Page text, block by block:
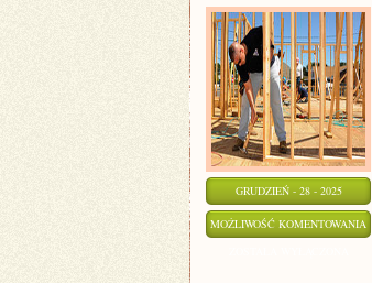
GRUDZIEŃ - 28 - 2025
MOŻLIWOŚĆ KOMENTOWANIA